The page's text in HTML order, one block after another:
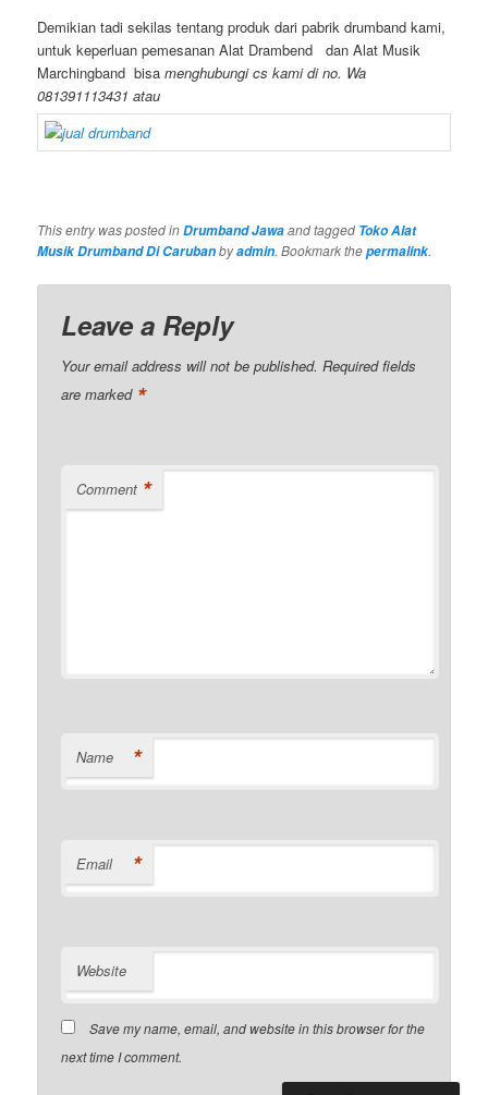
Demikian tadi sekilas tentang produk dari pabrik drumband kami,
untuk keperluan pemesanan Alat Drambend dan Alat Musik
Marchingband bisamenghubungi cs kami di no. Wa
081391113431 atau
This entry was posted inDrumband Jawaand tagged Toko Alat
Musik Drumband Di Carubanbyadmin. Bookmark thepermalink.
Leave a Reply
Your email address will not be published. Required fields
are marked *
Comment *
Name *
Email *
Website
Save my name, email, and website in this browser for the
next time I comment.